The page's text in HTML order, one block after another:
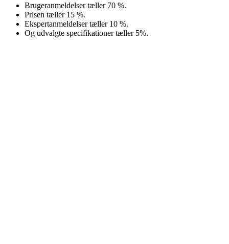
Brugeranmeldelser tæller 70 %.
Prisen tæller 15 %.
Ekspertanmeldelser tæller 10 %.
Og udvalgte specifikationer tæller 5%.